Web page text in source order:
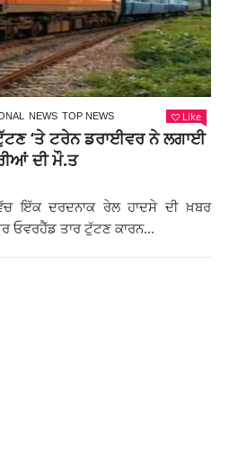
NEWS TOP NEWS Like
‘ਤੇ ਟਰੇਨ ਡਰਾਈਵਰ ਨੇ ਲਗਾਈ
ਦੀ ਮੌ.ਤ
ਇੱਕ ਦਰਦਨਾਕ ਰੇਲ ਹਾਦਸੇ ਦੀ ਖ਼ਬਰ
ਤਾਰ ਟੁੱਟਣ ਕਾਰਨ...